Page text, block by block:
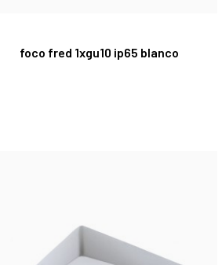
foco fred 1xgu10 ip65 blanco